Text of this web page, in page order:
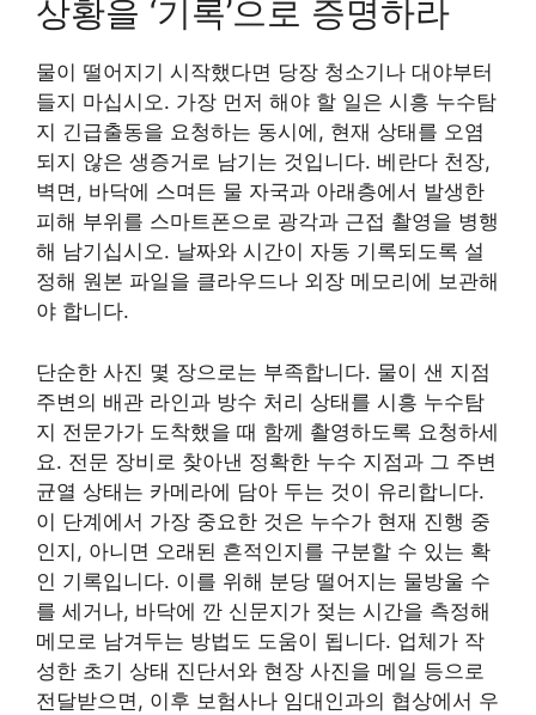
상황을 ‘기록’으로 증명하라
물이 떨어지기 시작했다면 당장 청소기나 대야부터
들지 마십시오. 가장 먼저 해야 할 일은 시흥 누수탐
지 긴급출동을 요청하는 동시에, 현재 상태를 오염
되지 않은 생증거로 남기는 것입니다. 베란다 천장,
벽면, 바닥에 스며든 물 자국과 아래층에서 발생한
피해 부위를 스마트폰으로 광각과 근접 촬영을 병행
해 남기십시오. 날짜와 시간이 자동 기록되도록 설
정해 원본 파일을 클라우드나 외장 메모리에 보관해
야 합니다.
단순한 사진 몇 장으로는 부족합니다. 물이 샌 지점
주변의 배관 라인과 방수 처리 상태를 시흥 누수탐
지 전문가가 도착했을 때 함께 촬영하도록 요청하세
요. 전문 장비로 찾아낸 정확한 누수 지점과 그 주변
균열 상태는 카메라에 담아 두는 것이 유리합니다.
이 단계에서 가장 중요한 것은 누수가 현재 진행 중
인지, 아니면 오래된 흔적인지를 구분할 수 있는 확
인 기록입니다. 이를 위해 분당 떨어지는 물방울 수
를 세거나, 바닥에 깐 신문지가 젖는 시간을 측정해
메모로 남겨두는 방법도 도움이 됩니다. 업체가 작
성한 초기 상태 진단서와 현장 사진을 메일 등으로
전달받으면, 이후 보험사나 임대인과의 협상에서 우